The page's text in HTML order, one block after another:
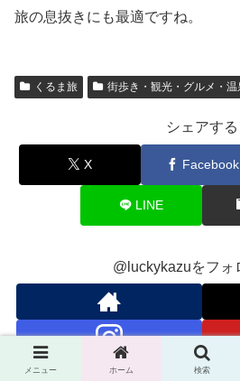
旅の息抜きにも最適ですね。
くるま旅 街歩き・観光・グルメ・温
シェアする
X Facebook
LINE
@luckykazuをフォ
メニュー ホーム 検索